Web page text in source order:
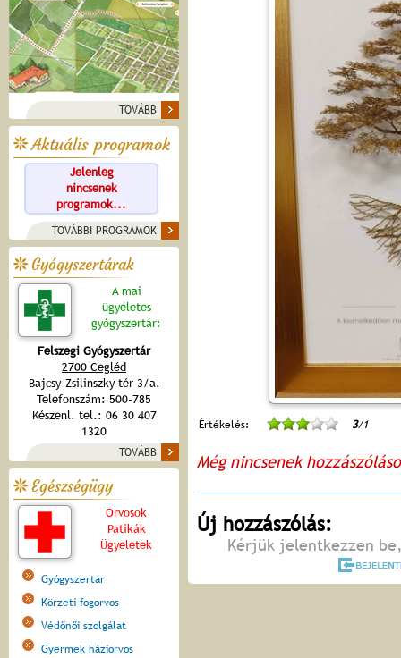
TOVÁBB
Aktuális programok
Jelenleg
nincsenek
programok...
TOVÁBBI PROGRAMOK
Gyógyszertárak
A mai
ügyeletes
gyógyszertár:
Felszegi Gyógyszertár
2700 Cegléd
Bajcsy-Zsilinszky tér 3/a.
Telefonszám: 500-785
Készenl. tel.: 06 30 407
1320
TOVÁBB
Egészségügy
Orvosok
Patikák
Ügyeletek
Gyógyszertár
Körzeti fogorvos
Védőnői szolgálat
Gyermek háziorvos
Értékelés: 3/1
Még nincsenek
Új hozzászólás:
Kérjük jelentkezzen